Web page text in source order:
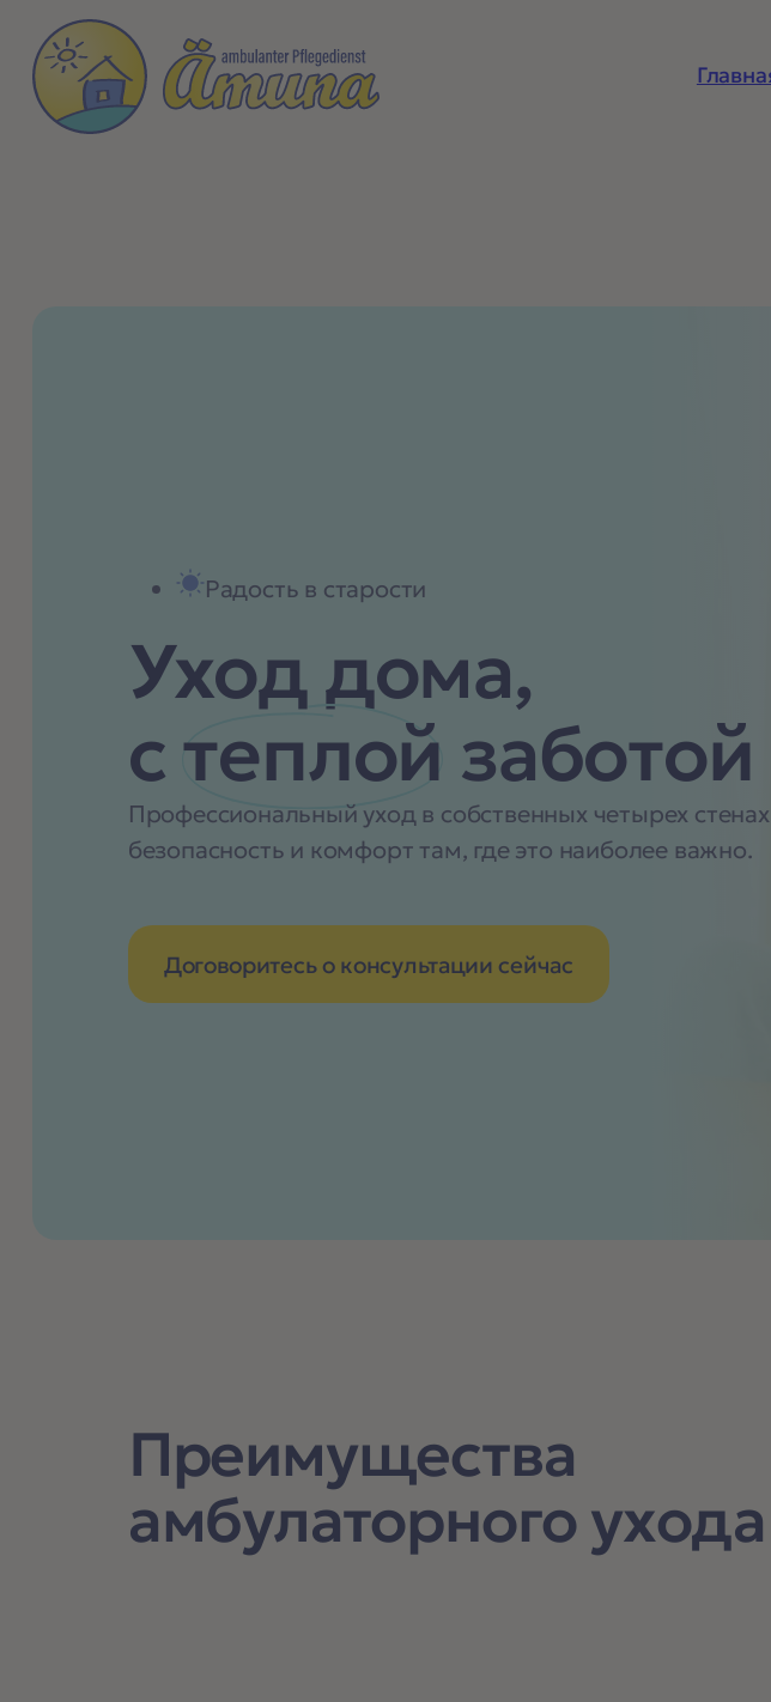
Радость в старости
Уход дома,
степлой заботой
Профессиональный уход в собственных четырех
безопасность и комфорт там, где это наиболее важно.
Договоритесь о консультации сейчас
Преимущества
амбулаторного ухода